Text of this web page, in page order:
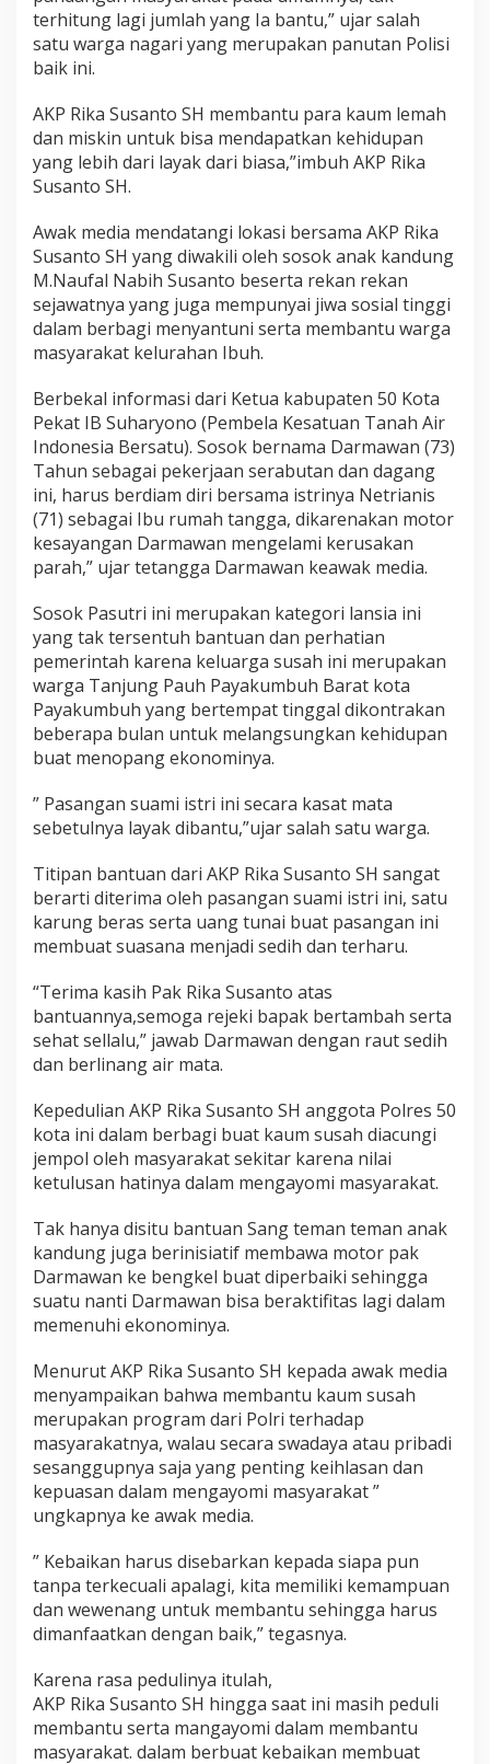
terhitung lagi jumlah yang Ia bantu,” ujar salah
satu warga nagari yang merupakan panutan Polisi
baik ini.
AKP Rika Susanto SH membantu para kaum lemah
dan miskin untuk bisa mendapatkan kehidupan
yang lebih dari layak dari biasa,”imbuh AKP Rika
Susanto SH.
Awak media mendatangi lokasi bersama AKP Rika
Susanto SH yang diwakili oleh sosok anak kandung
M.Naufal Nabih Susanto beserta rekan rekan
sejawatnya yang juga mempunyai jiwa sosial tinggi
dalam berbagi menyantuni serta membantu warga
masyarakat kelurahan Ibuh.
Berbekal informasi dari Ketua kabupaten 50 Kota
Pekat IB Suharyono (Pembela Kesatuan Tanah Air
Indonesia Bersatu). Sosok bernama Darmawan (73)
Tahun sebagai pekerjaan serabutan dan dagang
ini, harus berdiam diri bersama istrinya Netrianis
(71) sebagai Ibu rumah tangga, dikarenakan motor
kesayangan Darmawan mengelami kerusakan
parah,” ujar tetangga Darmawan keawak media.
Sosok Pasutri ini merupakan kategori lansia ini
yang tak tersentuh bantuan dan perhatian
pemerintah karena keluarga susah ini merupakan
warga Tanjung Pauh Payakumbuh Barat kota
Payakumbuh yang bertempat tinggal dikontrakan
beberapa bulan untuk melangsungkan kehidupan
buat menopang ekonominya.
” Pasangan suami istri ini secara kasat mata
sebetulnya layak dibantu,”ujar salah satu warga.
Titipan bantuan dari AKP Rika Susanto SH sangat
berarti diterima oleh pasangan suami istri ini, satu
karung beras serta uang tunai buat pasangan ini
membuat suasana menjadi sedih dan terharu.
“Terima kasih Pak Rika Susanto atas
bantuannya,semoga rejeki bapak bertambah serta
sehat sellalu,” jawab Darmawan dengan raut sedih
dan berlinang air mata.
Kepedulian AKP Rika Susanto SH anggota Polres 50
kota ini dalam berbagi buat kaum susah diacungi
jempol oleh masyarakat sekitar karena nilai
ketulusan hatinya dalam mengayomi masyarakat.
Tak hanya disitu bantuan Sang teman teman anak
kandung juga berinisiatif membawa motor pak
Darmawan ke bengkel buat diperbaiki sehingga
suatu nanti Darmawan bisa beraktifitas lagi dalam
memenuhi ekonominya.
Menurut AKP Rika Susanto SH kepada awak media
menyampaikan bahwa membantu kaum susah
merupakan program dari Polri terhadap
masyarakatnya, walau secara swadaya atau pribadi
sesanggupnya saja yang penting keihlasan dan
kepuasan dalam mengayomi masyarakat ”
ungkapnya ke awak media.
” Kebaikan harus disebarkan kepada siapa pun
tanpa terkecuali apalagi, kita memiliki kemampuan
dan wewenang untuk membantu sehingga harus
dimanfaatkan dengan baik,” tegasnya.
Karena rasa pedulinya itulah,
AKP Rika Susanto SH hingga saat ini masih peduli
membantu serta mangayomi dalam membantu
masyarakat. dalam berbuat kebaikan membuat